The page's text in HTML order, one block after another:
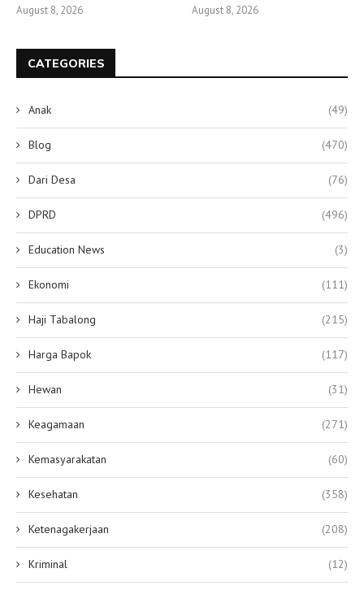
August 8, 2026 August 8, 2026
CATEGORIES
Anak (49)
Blog (470)
Dari Desa (76)
DPRD (496)
Education News (3)
Ekonomi (111)
Haji Tabalong (215)
Harga Bapok (117)
Hewan (31)
Keagamaan (271)
Kemasyarakatan (60)
Kesehatan (358)
Ketenagakerjaan (208)
Kriminal (12)